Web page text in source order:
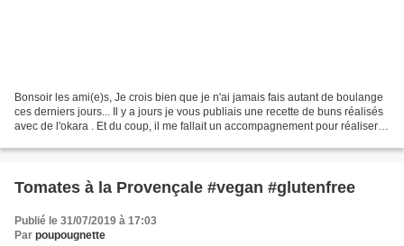
Bonsoir les ami(e)s, Je crois bien que je n'ai jamais fais autant de boulange
ces derniers jours... Il y a jours je vous publiais une recette de buns réalisés
avec de l'okara . Et du coup, il me fallait un accompagnement pour réaliser
Tomates à la Provençale #vegan #glutenfree
Publié le 31/07/2019 à 17:03
Par poupougnette